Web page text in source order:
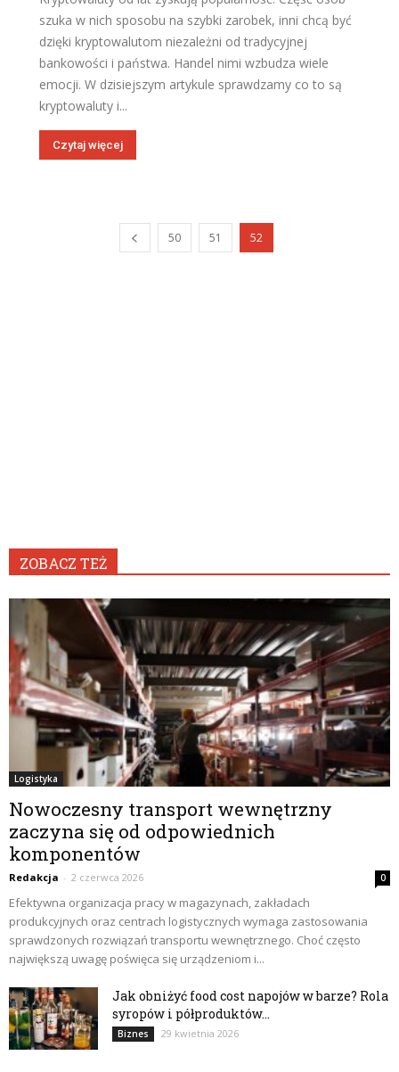
szuka w nich sposobu na szybki zarobek, inni chcą być
dzięki kryptowalutom niezależni od tradycyjnej
bankowości i państwa. Handel nimi wzbudza wiele
emocji. W dzisiejszym artykule sprawdzamy co to są
kryptowaluty i...
Czytaj więcej
50 51 52
ZOBACZ TEŻ
Logistyka
Nowoczesny transport wewnętrzny
zaczyna się od odpowiednich
komponentów
Redakcja - 2 czerwca 2026 0
Efektywna organizacja pracy w magazynach, zakładach
produkcyjnych oraz centrach logistycznych wymaga zastosowania
sprawdzonych rozwiązań transportu wewnętrznego. Choć często
największą uwagę poświęca się urządzeniom i...
Jak obniżyć food cost napojów w barze? Rola
syropów i półproduktów...
Biznes 29 kwietnia 2026